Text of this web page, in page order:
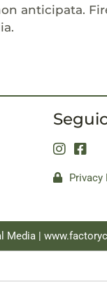
anticipata.
Privacy
Media |